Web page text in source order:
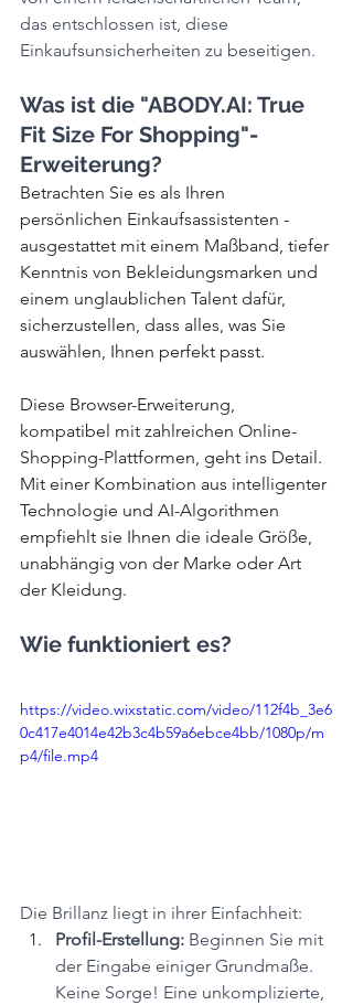
das entschlossen ist, diese
Einkaufsunsicherheiten zu beseitigen.
Was ist die "ABODY.AI: True
Fit Size For Shopping"-
Erweiterung?
Betrachten Sie es als Ihren
persönlichen Einkaufsassistenten -
ausgestattet mit einem Maßband, tiefer
Kenntnis von Bekleidungsmarken und
einem unglaublichen Talent dafür,
sicherzustellen, dass alles, was Sie
auswählen, Ihnen perfekt passt.
Diese Browser-Erweiterung,
kompatibel mit zahlreichen Online-
Shopping-Plattformen, geht ins Detail.
Mit einer Kombination aus intelligenter
Technologie und AI-Algorithmen
empfiehlt sie Ihnen die ideale Größe,
unabhängig von der Marke oder Art
der Kleidung.
Wie funktioniert es?
https://video.wixstatic.com/video/112f4b_3e6
0c417e4014e42b3c4b59a6ebce4bb/1080p/m
p4/file.mp4
Die Brillanz liegt in ihrer Einfachheit:
Profil-Erstellung: Beginnen Sie mit
der Eingabe einiger Grundmaße.
Keine Sorge! Eine unkomplizierte,